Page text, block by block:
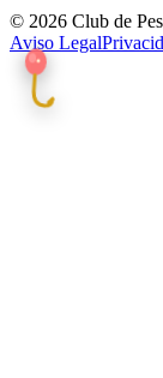
© 2026 Club de
Aviso Legal